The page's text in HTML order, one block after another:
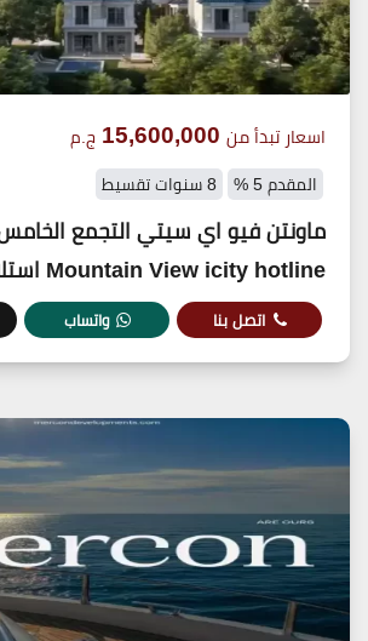
اسعار تبدأ من 15,600,000 ج.م
المقدم 5 % 8 سنوات تقسيط
Mountain View icity hotline استلام فوري
اتصل بنا واتساب